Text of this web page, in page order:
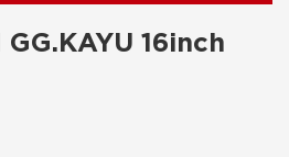
16inch